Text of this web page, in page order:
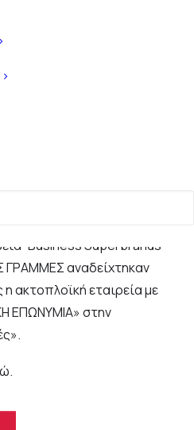
- Δελτίο
“ BusinessSuperbrands
ΓΡΑΜΜΕΣ αναδείχτηκαν
ακτοπλοϊκή εταιρεία με
ΕΠΩΝΥΜΙΑ» στην
.